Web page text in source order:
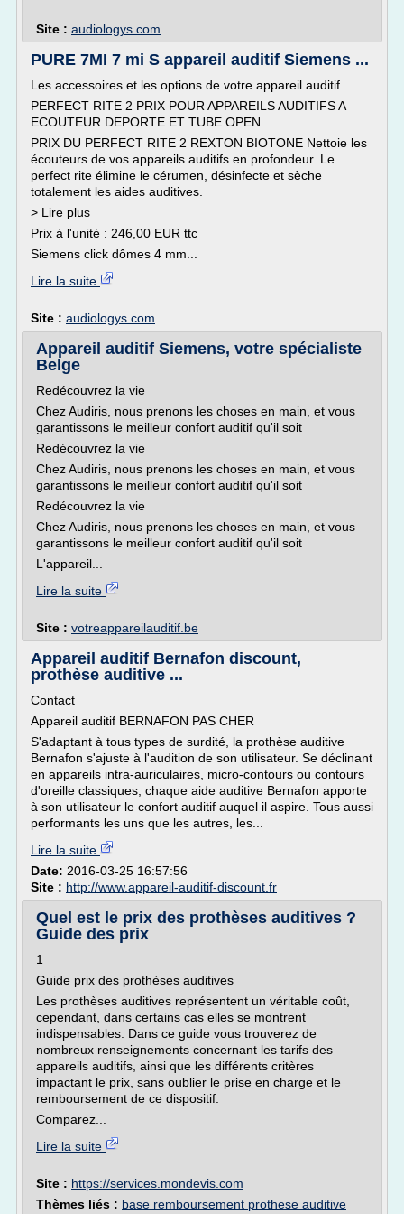
Site : audiologys.com
PURE 7MI 7 mi S appareil auditif Siemens ...
Les accessoires et les options de votre appareil auditif
PERFECT RITE 2 PRIX POUR APPAREILS AUDITIFS A
ECOUTEUR DEPORTE ET TUBE OPEN
PRIX DU PERFECT RITE 2 REXTON BIOTONE Nettoie les
écouteurs de vos appareils auditifs en profondeur. Le
perfect rite élimine le cérumen, désinfecte et sèche
totalement les aides auditives.
> Lire plus
Prix à l'unité : 246,00 EUR ttc
Siemens click dômes 4 mm...
Lire la suite
Site : audiologys.com
Appareil auditif Siemens, votre spécialiste
Belge
Redécouvrez la vie
Chez Audiris, nous prenons les choses en main, et vous
garantissons le meilleur confort auditif qu'il soit
Redécouvrez la vie
Chez Audiris, nous prenons les choses en main, et vous
garantissons le meilleur confort auditif qu'il soit
Redécouvrez la vie
Chez Audiris, nous prenons les choses en main, et vous
garantissons le meilleur confort auditif qu'il soit
L'appareil...
Lire la suite
Site : votreappareilauditif.be
Appareil auditif Bernafon discount,
prothèse auditive ...
Contact
Appareil auditif BERNAFON PAS CHER
S'adaptant à tous types de surdité, la prothèse auditive
Bernafon s'ajuste à l'audition de son utilisateur. Se déclinant
en appareils intra-auriculaires, micro-contours ou contours
d'oreille classiques, chaque aide auditive Bernafon apporte
à son utilisateur le confort auditif auquel il aspire. Tous aussi
performants les uns que les autres, les...
Lire la suite
Date: 2016-03-25 16:57:56
Site : http://www.appareil-auditif-discount.fr
Quel est le prix des prothèses auditives ?
Guide des prix
1
Guide prix des prothèses auditives
Les prothèses auditives représentent un véritable coût,
cependant, dans certains cas elles se montrent
indispensables. Dans ce guide vous trouverez de
nombreux renseignements concernant les tarifs des
appareils auditifs, ainsi que les différents critères
impactant le prix, sans oublier le prise en charge et le
remboursement de ce dispositif.
Comparez...
Lire la suite
Site : https://services.mondevis.com
Thèmes liés : base remboursement prothese auditive